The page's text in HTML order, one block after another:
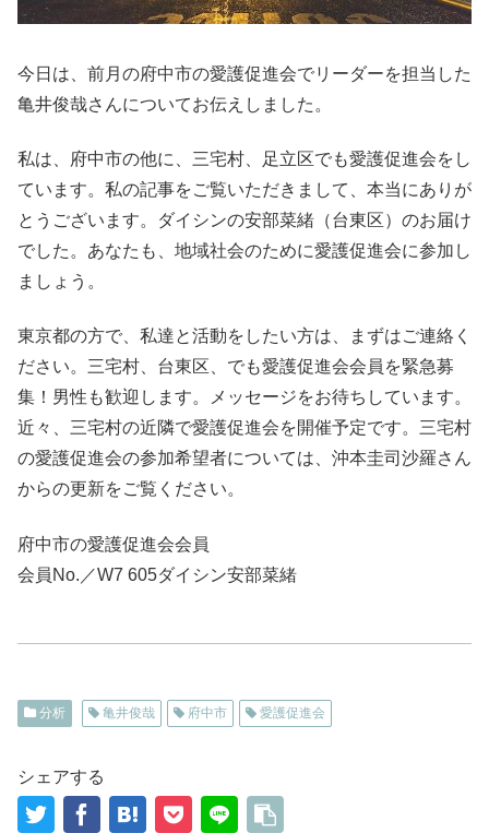
今日は、前月の府中市の愛護促進会でリーダーを担当した
亀井俊哉さんについてお伝えしました。
私は、府中市の他に、三宅村、足立区でも愛護促進会をし
ています。私の記事をご覧いただきまして、本当にありが
とうございます。ダイシンの安部菜緒（台東区）のお届け
でした。あなたも、地域社会のために愛護促進会に参加し
ましょう。
東京都の方で、私達と活動をしたい方は、まずはご連絡く
ださい。三宅村、台東区、でも愛護促進会会員を緊急募
集！男性も歓迎します。メッセージをお待ちしています。
近々、三宅村の近隣で愛護促進会を開催予定です。三宅村
の愛護促進会の参加希望者については、沖本圭司沙羅さん
からの更新をご覧ください。
府中市の愛護促進会会員
会員No.／W7 605ダイシン安部菜緒
分析 亀井俊哉 府中市 愛護促進会
シェアする